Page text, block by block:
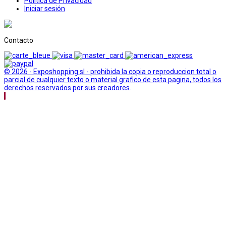
Iniciar sesión
Contacto
© 2026 - Exposhopping sl - prohibida la copia o reproduccion total o
parcial de cualquier texto o material grafico de esta pagina, todos los
derechos reservados por sus creadores.